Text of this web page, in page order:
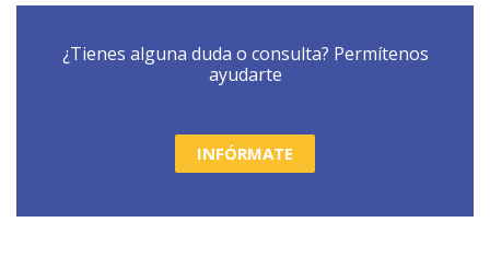
¿Tienes alguna duda o consulta? Permítenos
ayudarte
INFÓRMATE